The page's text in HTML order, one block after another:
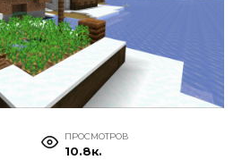
ПРОСМОТРОВ
10.8к.